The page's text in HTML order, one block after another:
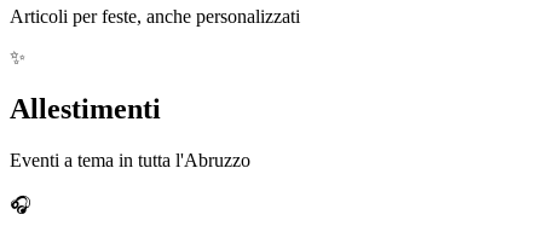
Articoli per feste, anche personalizzati
✨
Allestimenti
Eventi a tema in tutta l'Abruzzo
🎧